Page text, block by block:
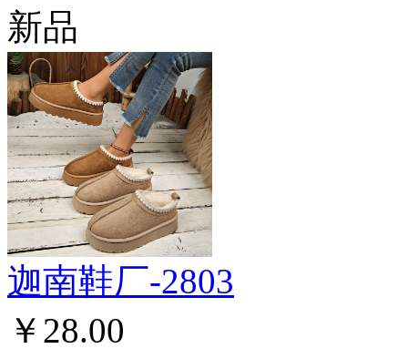
新品
迦南鞋厂-2803
￥28.00